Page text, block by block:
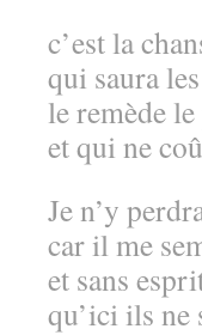
c’est la
qui saura
le remède
et qui ne
Je n’y
car il me
et sans
qu’ici ils ne